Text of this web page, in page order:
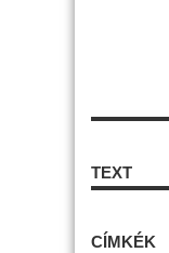
TEXT
CÍMKÉK